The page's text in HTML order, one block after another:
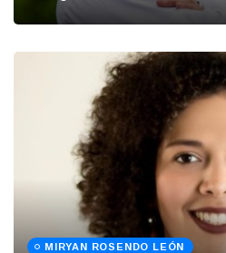
MIRYAN ROSENDO LEÓN